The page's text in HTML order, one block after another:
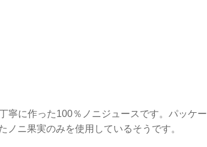
寧に作った100％ノニジュースです。パッケー
ニ果実のみを使用しているそうです。